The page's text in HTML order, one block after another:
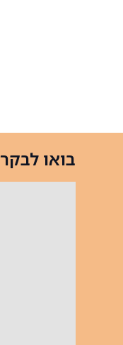
בואו לבקר